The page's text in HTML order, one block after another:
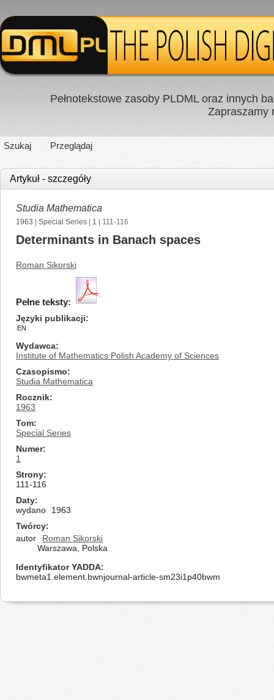
Pełnotekstowe zasoby PLDML oraz innych
Zapraszamy
Szukaj Przeglądaj
Artykuł - szczegóły
Studia Mathematica
1963 Special Series 1 | 111-116
Determinants in Banach spaces
Roman Sikorski
Pełne teksty:
Języki publikacji
EN
Wydawca
Institute of Mathematics Polish Academy of Sciences
Czasopismo
Studia Mathematica
Rocznik
1963
Tom
Special Series
Numer
1
Strony
111-116
Daty
wydano
1963
Twórcy
autor
Roman Sikorski
Warszawa, Polska
Identyfikator YADDA
bwmeta1.element.bwnjournal-article-sm23i1p40bwm